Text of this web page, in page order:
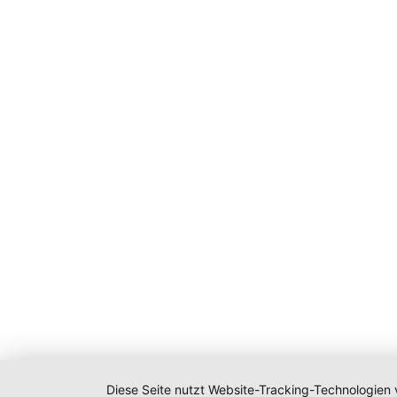
Diese Seite nutzt Website-Tracking-